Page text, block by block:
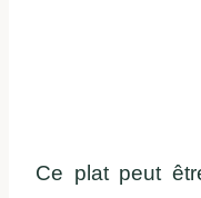
Ce plat peut